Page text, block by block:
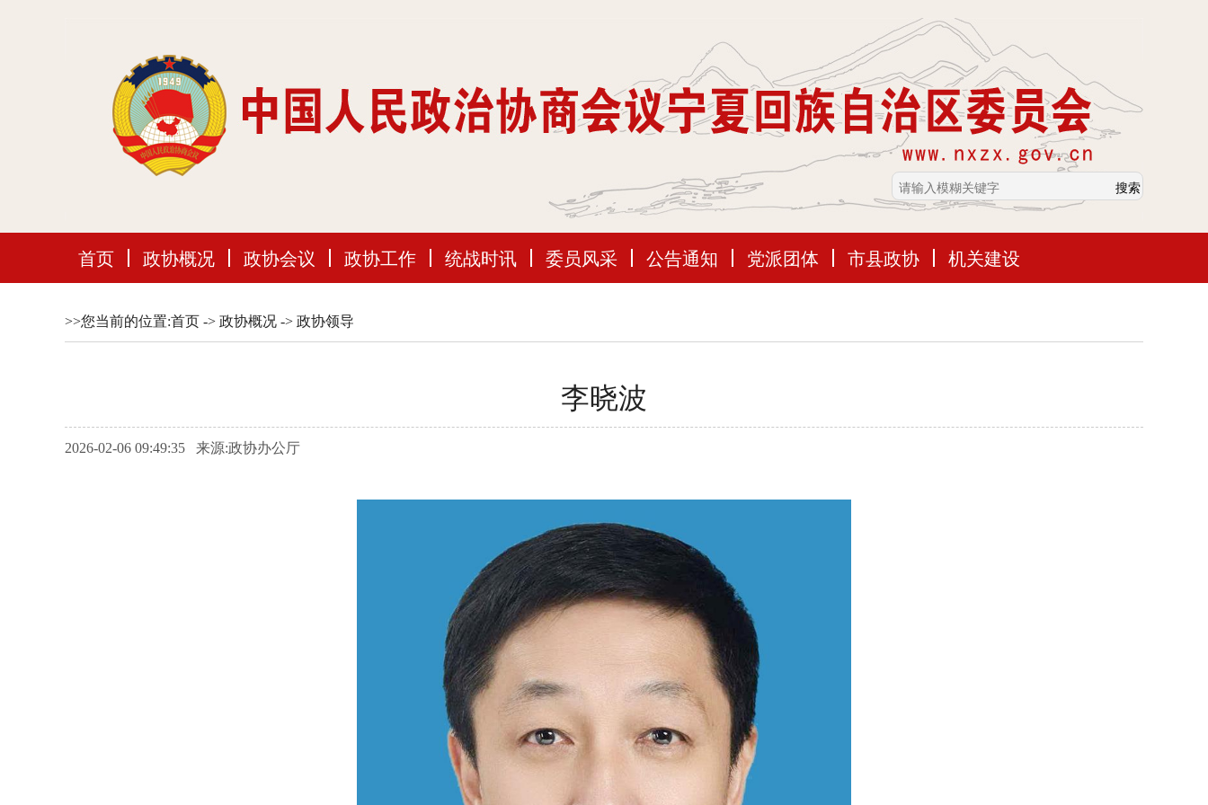
首页 政协概况 政协会议 政协工作 统战时讯 委员风采 公告通知 党派团体 市县政协 机关建设
>>您当前的位置:首页 -> 政协概况 -> 政协领导
李晓波
2026-02-06 09:49:35 来源:政协办公厅